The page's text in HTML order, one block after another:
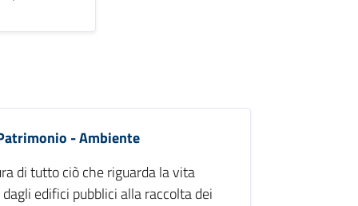
- Ambiente
di tutto ciò che riguarda la vita
edifici pubblici alla raccolta dei